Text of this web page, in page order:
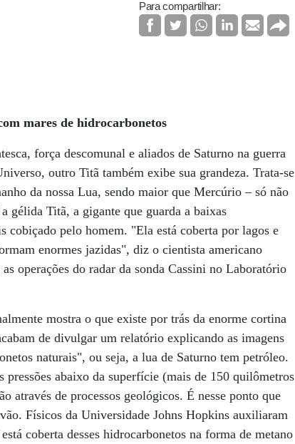
Para compartilhar:
mares de hidrocarbonetos
força descomunal e aliados de Saturno na guerra
outro Titã também exibe sua grandeza. Trata-se
da nossa Lua, sendo maior que Mercúrio – só não
gélida Titã, a gigante que guarda a baixas
cobiçado pelo homem. "Ela está coberta por lagos e
enormes jazidas", diz o cientista americano
operações do radar da sonda Cassini no Laboratório
mostra o que existe por trás da enorme cortina
de divulgar um relatório explicando as imagens
naturais", ou seja, a lua de Saturno tem petróleo.
pressões abaixo da superfície (mais de 150 quilômetros
através de processos geológicos. É nesse ponto que
Físicos da Universidade Johns Hopkins auxiliaram
coberta desses hidrocarbonetos na forma de metano